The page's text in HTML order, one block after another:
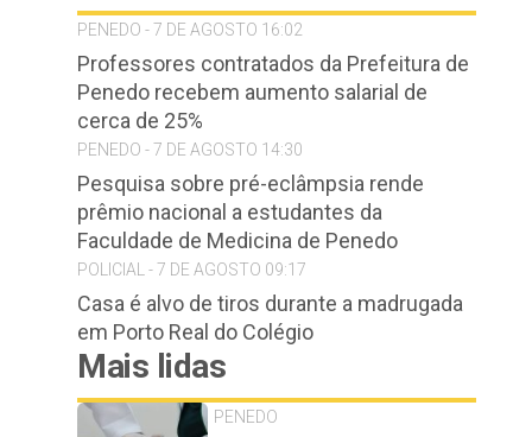
PENEDO - 7 DE AGOSTO 16:02
Professores contratados da Prefeitura de
Penedo recebem aumento salarial de
cerca de 25%
PENEDO - 7 DE AGOSTO 14:30
Pesquisa sobre pré-eclâmpsia rende
prêmio nacional a estudantes da
Faculdade de Medicina de Penedo
POLICIAL - 7 DE AGOSTO 09:17
Casa é alvo de tiros durante a madrugada
em Porto Real do Colégio
Mais lidas
PENEDO